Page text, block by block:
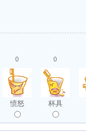
0
愤怒
0
杯具